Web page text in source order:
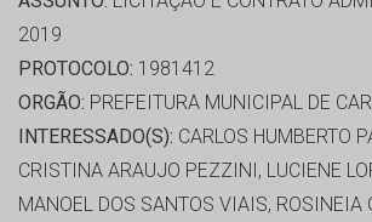
2019
PROTOCOLO: 1981412
ORGÃO: PREFEITURA MUNICIPAL DE
INTERESSADO(S): CARLOS HUMBERTO
CRISTINA ARAUJO PEZZINI, LUCIENE
MANOEL DOS SANTOS VIAIS, ROSINEIA